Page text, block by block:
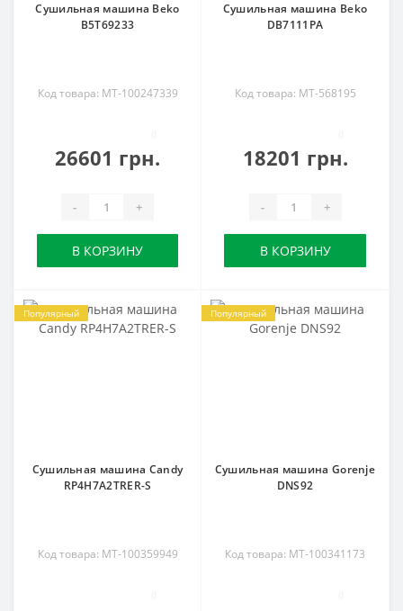
Сушильная машина Beko
B5T69233
Код товара: MT-100247339
26601 грн.
- +
В КОРЗИНУ
Сушильная машина Beko
DB7111PA
Код товара: MT-568195
18201 грн.
- +
В КОРЗИНУ
Популярный
Сушильная машина Candy
RP4H7A2TRER-S
Код товара: MT-100359949
Популярный
Сушильная машина Gorenje
DNS92
Код товара: MT-100341173